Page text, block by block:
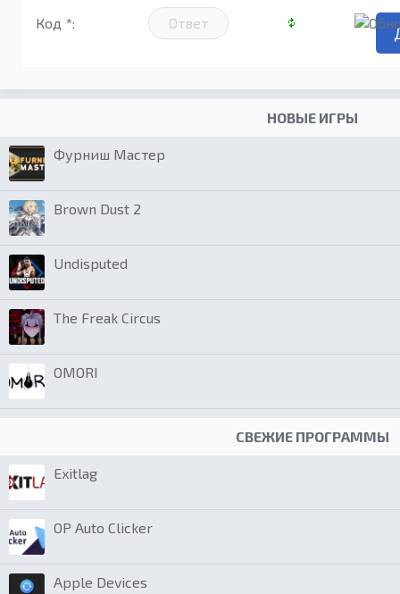
Код *:
НОВЫЕ ИГРЫ
Фурниш Мастер
Brown Dust 2
Undisputed
The Freak Circus
OMORI
СВЕЖИЕ ПРОГРАММЫ
Exitlag
OP Auto Clicker
Apple Devices